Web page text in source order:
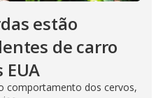
estão
de carro
comportamento dos cervos,